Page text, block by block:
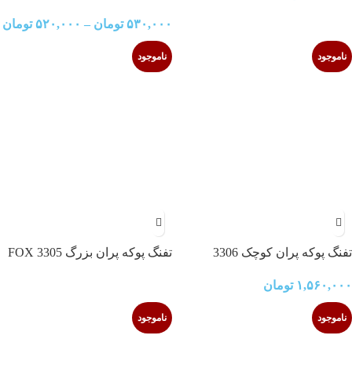
۵۳۰,۰۰۰ تومان – ۵۲۰,۰۰۰ تومان
ناموجود
تفنگ پوکه پران کوچک 3306
۱,۵۶۰,۰۰۰ تومان
ناموجود
تفنگ پوکه پران بزرگ 3305 FOX
ناموجود ناموجود